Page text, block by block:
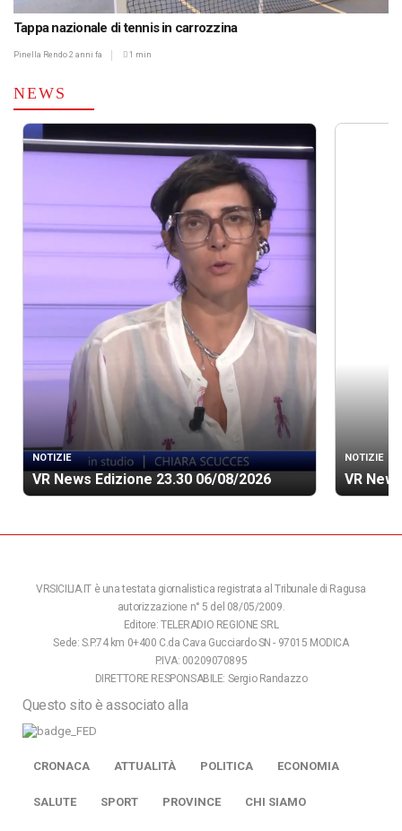
Tappa nazionale di tennis in carrozzina
Pinella Rendo 2 anni fa 1 min
NEWS
NOTIZIE
VR News Edizione 23.30 06/08/2026
NOTIZIE
VR
VRSICILIA.IT è una testata giornalistica registrata al Tribunale di Ragusa
autorizzazione n° 5 del 08/05/2009.
Editore: TELERADIO REGIONE SRL
Sede: S.P.74 km 0+400 C.da Cava Gucciardo SN - 97015 MODICA
P.IVA: 00209070895
DIRETTORE RESPONSABILE: Sergio Randazzo
Questo sito è associato alla
CRONACA ATTUALITÀ POLITICA ECONOMIA
SALUTE SPORT PROVINCE CHI SIAMO